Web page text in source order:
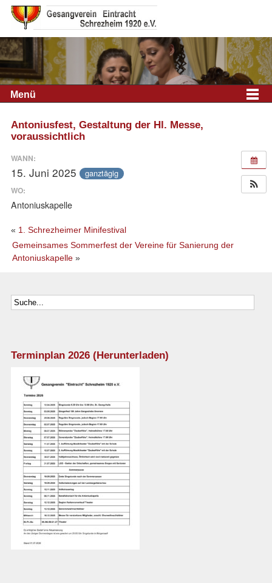
Menü
Antoniusfest, Gestaltung der Hl. Messe,
voraussichtlich
WANN:
15. Juni 2025 ganztägig
WO:
Antoniuskapelle
« 1. Schrezheimer Minifestival
Gemeinsames Sommerfest der Vereine für Sanierung der
Antoniuskapelle »
Terminplan 2026 (Herunterladen)